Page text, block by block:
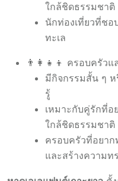
ใกล้ชิดธรรมชาติ
นักท่องเที่ยวที่ชอ
ทะเล
👨‍👩‍👧‍👦 ครอบครัวแ
มีกิจกรรมสั้น ๆ
รู้
เหมาะกับคู่รักที่
ใกล้ชิดธรรมชาติ
ครอบครัวที่อยา
และสร้างความท